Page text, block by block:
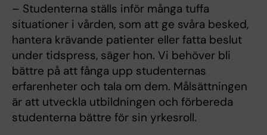
– Studenterna ställs inför många tuffa
situationer i vården, som att ge svåra besked,
hantera krävande patienter eller fatta beslut
under tidspress, säger hon. Vi behöver bli
bättre på att fånga upp studenternas
erfarenheter och tala om dem. Målsättningen
är att utveckla utbildningen och förbereda
studenterna bättre för sin yrkesroll.